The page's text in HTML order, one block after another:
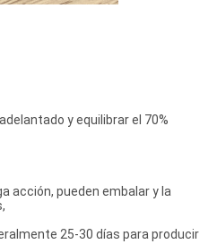
y equilibrar el 70%
acción, pueden embalar y la
25-30 días para producir